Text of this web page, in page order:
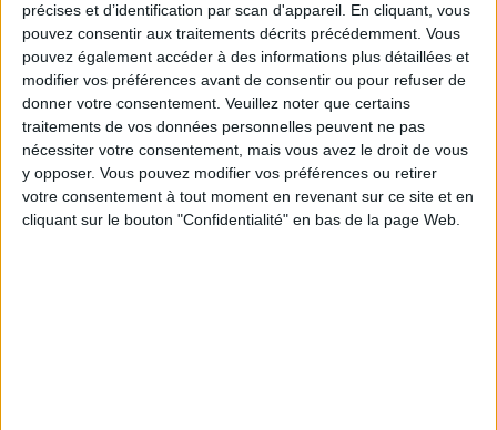
précises et d’identification par scan d'appareil. En cliquant, vous
pouvez consentir aux traitements décrits précédemment. Vous
pouvez également accéder à des informations plus détaillées et
modifier vos préférences avant de consentir ou pour refuser de
donner votre consentement. Veuillez noter que certains
traitements de vos données personnelles peuvent ne pas
nécessiter votre consentement, mais vous avez le droit de vous
y opposer. Vous pouvez modifier vos préférences ou retirer
votre consentement à tout moment en revenant sur ce site et en
cliquant sur le bouton "Confidentialité" en bas de la page Web.
LES SOINS À BOOKER AVANT LES VACANCES